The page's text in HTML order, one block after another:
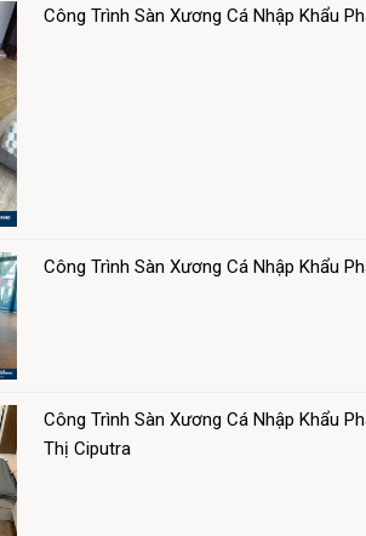
Công Trình Sàn Xương Cá Nhập Khẩu
Công Trình Sàn Xương Cá Nhập Khẩu
Công Trình Sàn Xương Cá Nhập Khẩu
Thị Ciputra